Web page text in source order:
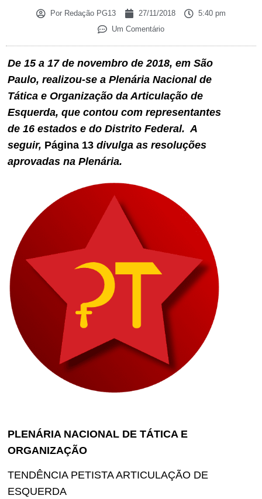
Por Redação PG13 27/11/2018
5:40 pm
Um Comentário
De 15 a 17 de novembro de 2018, em São
Paulo, realizou-se a Plenária Nacional de
Tática e Organização da Articulação de
Esquerda, que contou com representantes
de 16 estados e do Distrito Federal. A
seguir, Página 13 divulga as resoluções
aprovadas na Plenária.
PLENÁRIA NACIONAL DE TÁTICA E
ORGANIZAÇÃO
TENDÊNCIA PETISTA ARTICULAÇÃO DE
ESQUERDA